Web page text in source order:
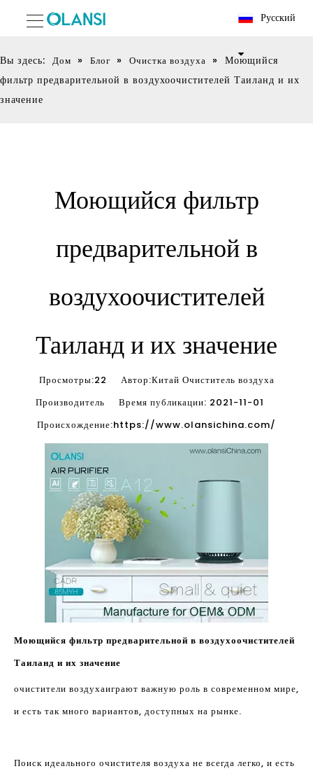
Pусский
Вы здесь: Дом » Блог » Очистка воздуха » Моющийся
фильтр предварительной в воздухоочистителей Таиланд и их
значение
Моющийся фильтр
предварительной в
воздухоочистителей
Таиланд и их значение
Просмотры:22 Автор:Китай Очиститель воздуха
Производитель Время публикации: 2021-11-01
Происхождение:https://www.olansichina.com/
Моющийся фильтр предварительной в воздухоочистителей
Таиланд и их значение
очистители воздухаиграют важную роль в современном мире,
и есть так много вариантов, доступных на рынке.
Поиск идеального очистителя воздуха не всегда легко, и есть